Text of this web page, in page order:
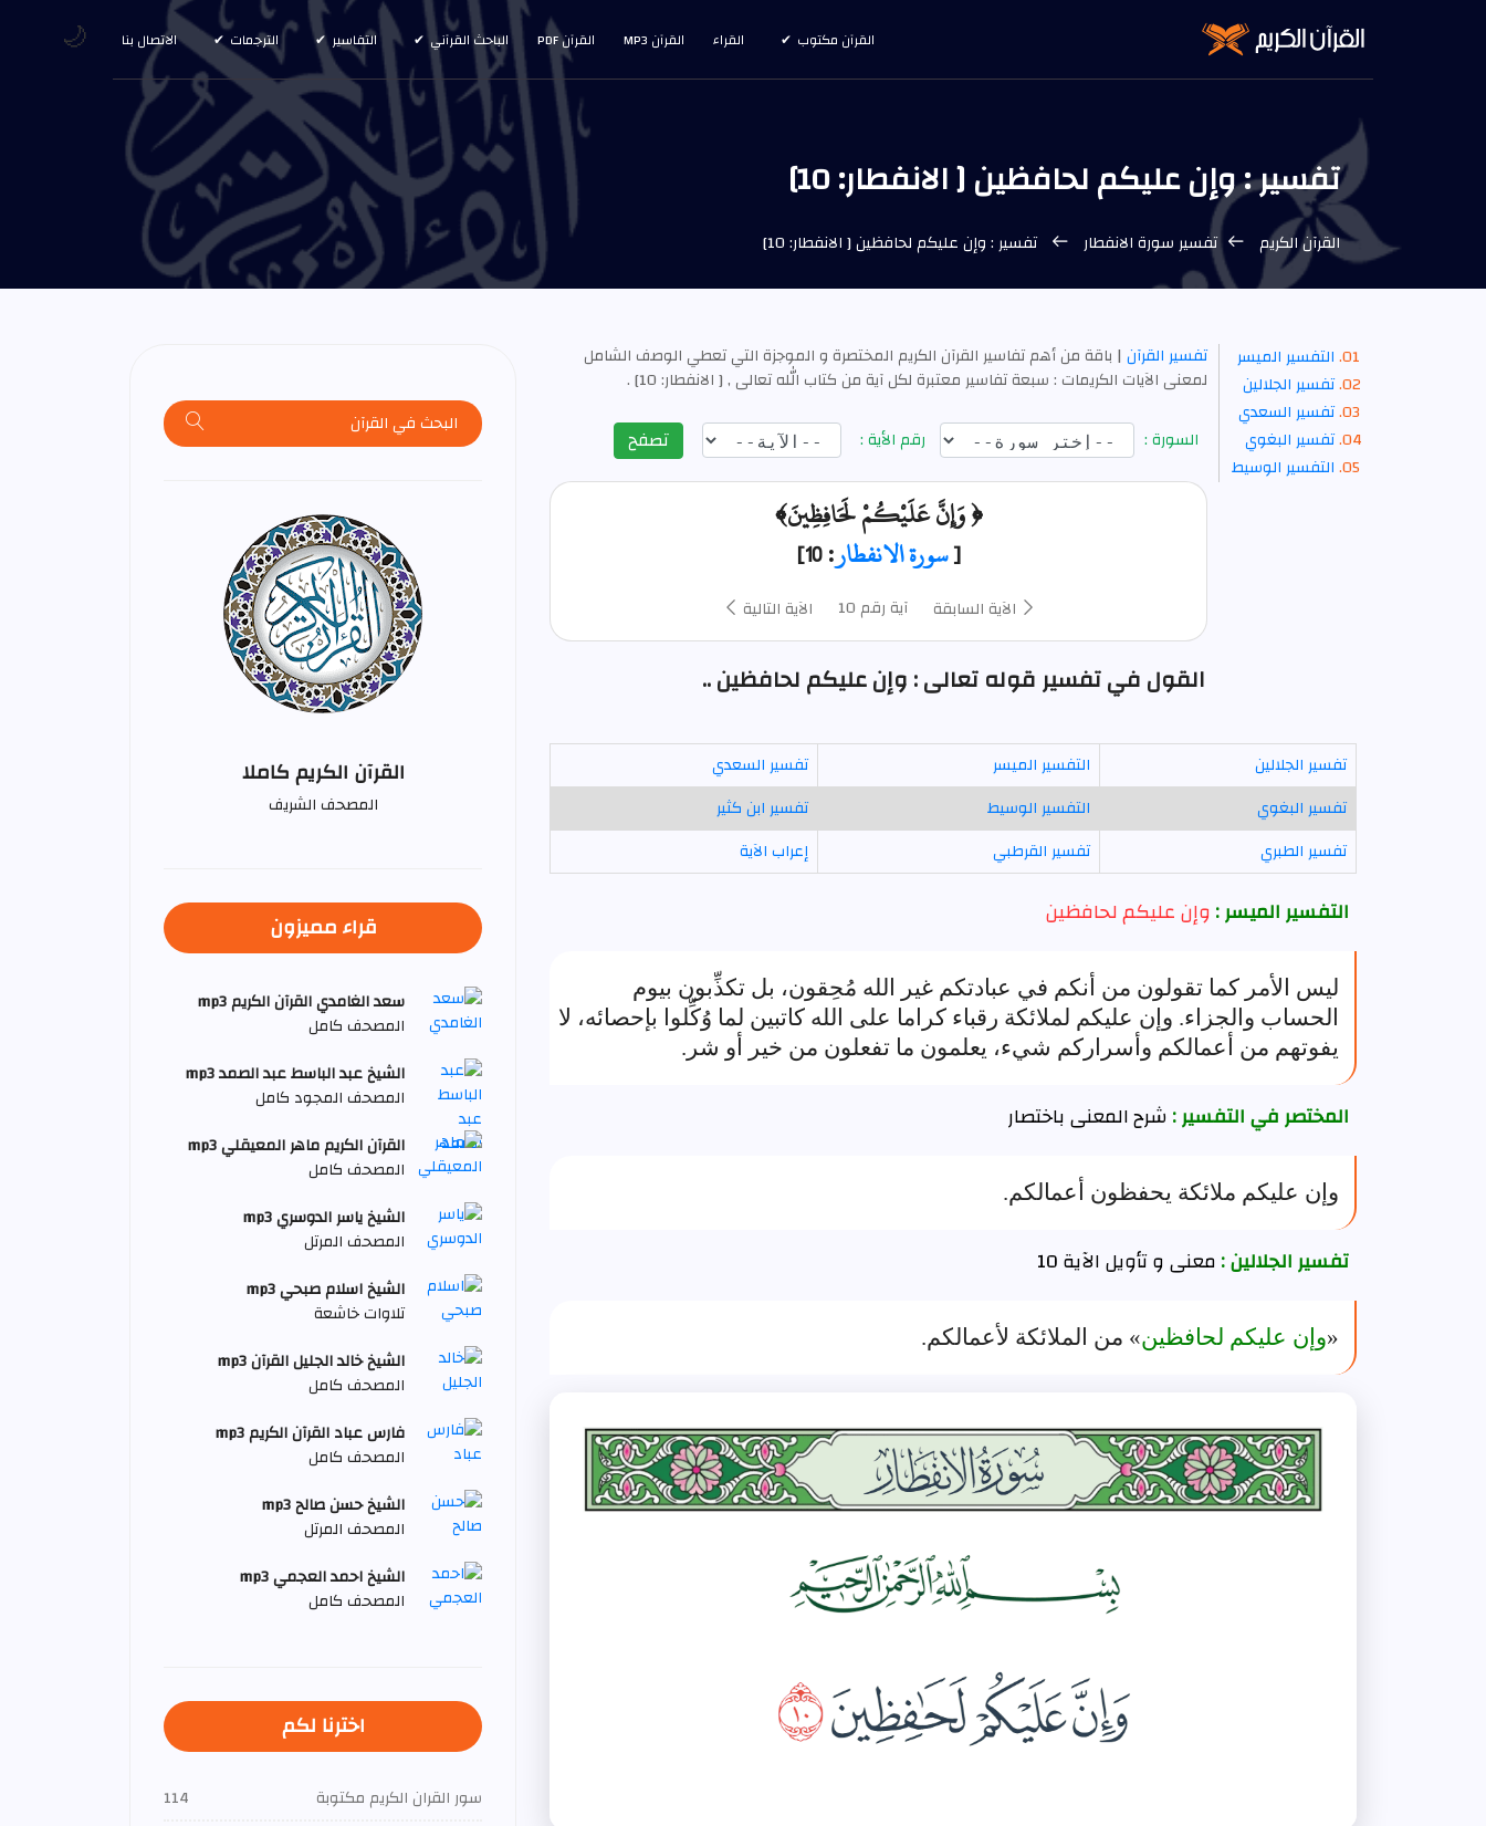
القرآن مكتوب القراء القرآن MP3 القرآن PDF الباحث القرآني التفاسير الترجمات الاتصال بنا
تفسير : وإن عليكم لحافظين [ الانفطار: 10]
القرآن الكريم تفسير سورة الانفطار تفسير : وإن عليكم لحافظين [ الانفطار: 10]
التفسير الميسر
تفسير الجلالين
تفسير السعدي
تفسير البغوي
التفسير الوسيط
تفسير القرآن | باقة من أهم تفاسير القرآن الكريم المختصرة و الموجزة التي تعطي الوصف الشامل
لمعنى الآيات الكريمات : سبعة تفاسير معتبرة لكل آية من كتاب الله تعالى , [ الانفطار: 10] .
السورة : رقم الأية : تصفح
﴿ وَإِنَّ عَلَيْكُمْ لَحَافِظِينَ﴾
[سورة الانفطار: 10]
الآية السابقة آية رقم 10 الآية التالية
القول في تفسير قوله تعالى : وإن عليكم لحافظين ..
تفسير الجلالين التفسير الميسر
تفسير السعدي
تفسير البغوي
التفسير الوسيط
تفسير ابن كثير
تفسير الطبري
تفسير القرطبي إعراب الآية
التفسير الميسر : وإن عليكم لحافظين
ليس الأمر كما تقولون من أنكم في عبادتكم غير الله مُحِقون، بل تكذِّبون بيوم
الحساب والجزاء. وإن عليكم لملائكة رقباء كراما على الله كاتبين لما وُكِّلوا بإحصائه، لا
يفوتهم من أعمالكم وأسراركم شيء، يعلمون ما تفعلون من خير أو شر.
المختصر في التفسير :شرح المعنى باختصار
وإن عليكم ملائكة يحفظون أعمالكم.
تفسير الجلالين :معنى و تأويل الآية 10
«وإن عليكم لحافظين» من الملائكة لأعمالكم.
القرآن الكريم كاملا
المصحف الشريف
قراء مميزون
سعد الغامدي القرآن الكريم mp3
المصحف كامل
الشيخ عبد الباسط عبد الصمد mp3
المصحف المجود كامل
القرآن الكريم ماهر المعيقلي mp3
المصحف كامل
الشيخ ياسر الدوسري mp3
المصحف المرتل
الشيخ اسلام صبحي mp3
تلاوات خاشعة
الشيخ خالد الجليل القرآن mp3
المصحف كامل
فارس عباد القرآن الكريم mp3
المصحف كامل
الشيخ حسن صالح mp3
المصحف المرتل
الشيخ احمد العجمي mp3
المصحف كامل
اخترنا لكم
سور القران الكريم مكتوبة
114
🌙